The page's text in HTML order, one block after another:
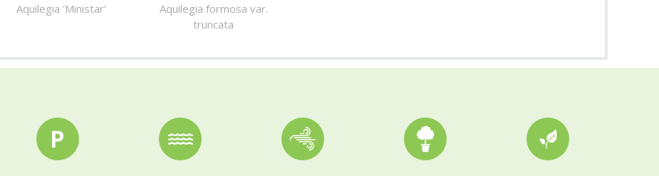
Aquilegia 'Ministar'
Aquilegia formosa var.
truncata